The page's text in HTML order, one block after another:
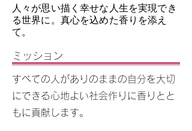
人々が思い描く幸せな人生を実現でき
る世界に。真心を込めた香りを添え
て。
ミッション
すべての人がありのままの自分を大切
にできる心地よい社会作りに香りとと
もに貢献します。